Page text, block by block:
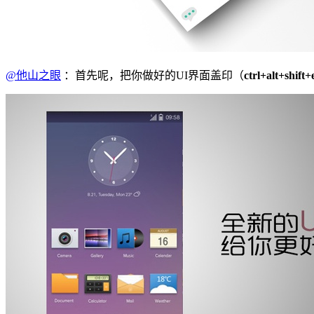
@他山之眼 ：首先呢，把你做好的UI界面盖印（